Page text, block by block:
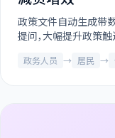
政策文件自动生成带
提问，大幅提升政策触
政务人员 → 居民 →